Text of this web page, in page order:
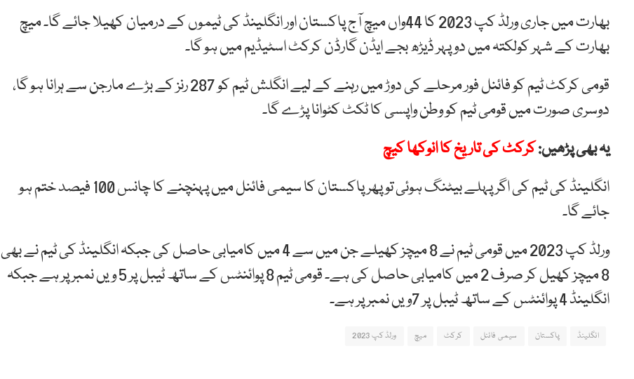
بھارت میں جاری ورلڈ کپ 2023 کا 44واں میچ آج پاکستان اور انگلینڈ کی ٹیموں کے درمیان کھیلا جائے گا۔ میچ
بھارت کے شہر کولکتہ میں دوپہر ڈیڑھ بجے ایڈن گارڈن کرکٹ اسٹیڈیم میں ہو گا۔
قومی کرکٹ ٹیم کو فائنل فور مرحلے کی دوڑ میں رہنے کے لیے انگلش ٹیم کو 287 رنز کے بڑے مارجن سے ہرانا ہو گا،
دوسری صورت میں قومی ٹیم کو وطن واپسی کا ٹکٹ کٹوانا پڑے گا۔
یہ بھی پڑھیں:کرکٹ کی تاریخ کا انوکھا کیچ
انگلینڈ کی ٹیم کی اگر پہلے بیٹنگ ہوئی تو پھر پاکستان کا سیمی فائنل میں پہنچنے کا چانس 100 فیصد ختم ہو
جائے گا۔
ورلڈ کپ 2023 میں قومی ٹیم نے 8 میچز کھیلے جن میں سے 4 میں کامیابی حاصل کی جبکہ انگلینڈ کی ٹیم نے بھی
8 میچز کھیل کر صرف 2 میں کامیابی حاصل کی ہے۔ قومی ٹیم 8 پوائنٹس کے ساتھ ٹیبل پر 5 ویں نمبر پر ہے جبکہ
انگلینڈ 4 پوائنٹس کے ساتھ ٹیبل پر 7ویں نمبر پر ہے۔
انگلینڈ پاکستان سیمی فائنل کرکٹ میچ ورلڈ کپ 2023